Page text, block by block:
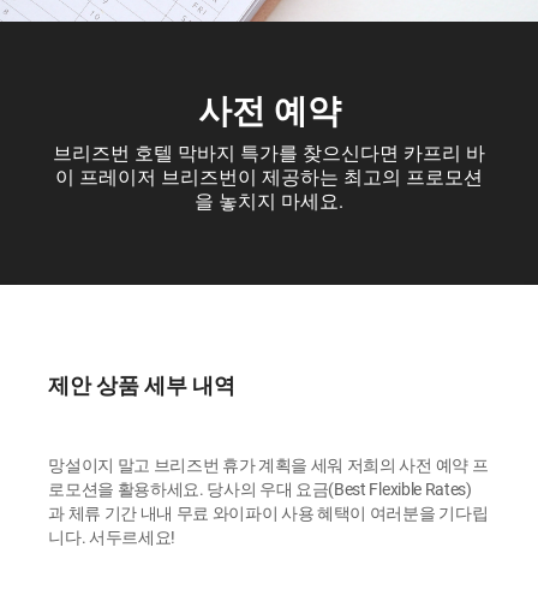
사전 예약
브리즈번 호텔 막바지 특가를 찾으신다면 카프리 바
이 프레이저 브리즈번이 제공하는 최고의 프로모션
을 놓치지 마세요.
제안 상품 세부 내역
망설이지 말고 브리즈번 휴가 계획을 세워 저희의 사전 예약 프
로모션을 활용하세요. 당사의 우대 요금(Best Flexible Rates)
과 체류 기간 내내 무료 와이파이 사용 혜택이 여러분을 기다립
니다. 서두르세요!